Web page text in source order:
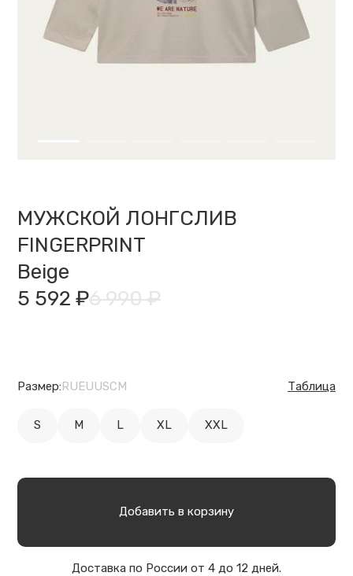
МУЖСКОЙ ЛОНГСЛИВ
FINGERPRINT
Beige
5 592 ₽6 990 ₽
Размер:RUEUUSCM Таблица
S M L XL XXL
Добавить в корзину
Доставка по России от 4 до 12 дней.